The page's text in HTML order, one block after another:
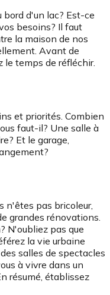
bord d'un lac? Est-ce
besoins? Il faut
la maison de nos
Avant de
le temps de réfléchir.
et priorités. Combien
faut-il? Une salle à
Et le garage,
n'êtes pas bricoleur,
grandes rénovations.
N'oubliez pas que
la vie urbaine
salles de spectacles
à vivre dans un
résumé, établissez